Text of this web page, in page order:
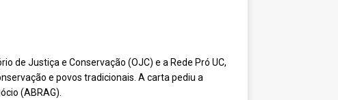
de Justiça e Conservação (OJC) e a Rede Pró UC,
e povos tradicionais. A carta pediu a
(ABRAG).